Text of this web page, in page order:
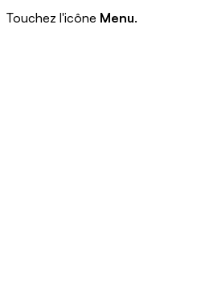
Touchez l'icône Menu.